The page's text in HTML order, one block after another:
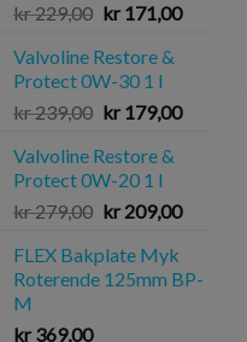
kr229,00 kr171,00
Valvoline Restore &
Protect 0W-30 1 l
kr239,00 kr179,00
Valvoline Restore &
Protect 0W-20 1 l
kr279,00 kr209,00
FLEX Bakplate Myk
Roterende 125mm BP-
M
kr 369,00